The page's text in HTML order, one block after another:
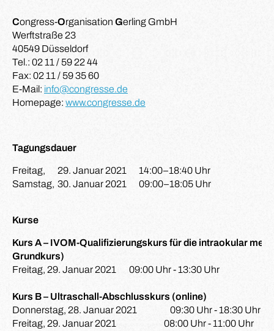
Congress-Organisation Gerling GmbH
Werftstraße 23
40549 Düsseldorf
Tel.: 02 11 / 59 22 44
Fax: 02 11 / 59 35 60
E-Mail: info@congresse.de
Homepage: www.congresse.de
Tagungsdauer
Freitag, 29. Januar 2021
14:00–18:40 Uhr
Samstag, 30. Januar 2021 09:00–18:05 Uhr
Kurse
Kurs A – IVOM-Qualifizierungskurs für die intraokular
Grundkurs)
Freitag, 29. Januar 2021 09:00 Uhr - 13:30 Uhr
Kurs B – Ultraschall-Abschlusskurs (online)
Donnerstag, 28. Januar 2021 09:30 Uhr - 18:30 Uhr
Freitag, 29. Januar 2021 08:00 Uhr - 11:00 Uhr